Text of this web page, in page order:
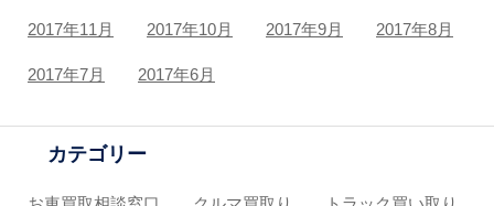
2017年11月 2017年10月 2017年9月 2017年8月
2017年7月 2017年6月
カテゴリー